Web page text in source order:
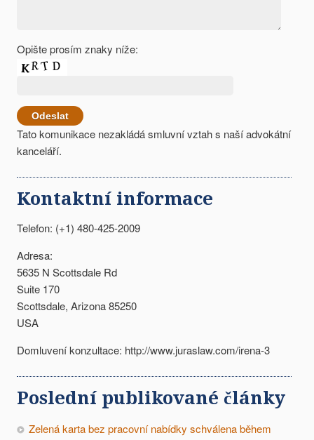
Opište prosím znaky níže:
Tato komunikace nezakládá smluvní vztah s naší advokátní
kanceláří.
Kontaktní informace
Telefon: (+1) 480-425-2009
Adresa:
5635 N Scottsdale Rd
Suite 170
Scottsdale, Arizona 85250
USA
Domluvení konzultace: http://www.juraslaw.com/irena-3
Poslední publikované články
Zelená karta bez pracovní nabídky schválena během